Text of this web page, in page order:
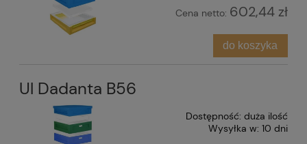
Cena netto: 602,44 zł
do koszyka
Ul Dadanta B56
Dostępność: duża ilość
Wysyłka w: 10 dni